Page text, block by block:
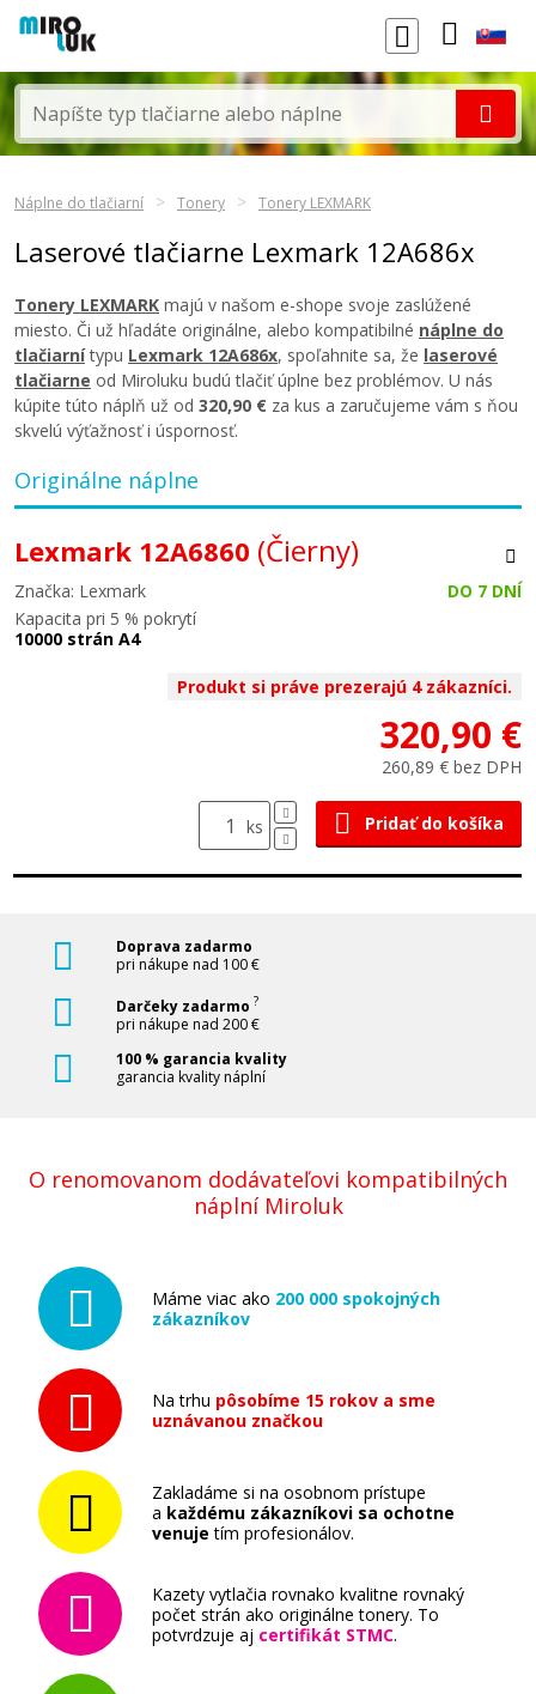
Náplne do tlačiarní Tonery Tonery LEXMARK
Laserové tlačiarne Lexmark 12A686x
Tonery LEXMARK majú v našom e-shope svoje zaslúžené
miesto. Či už hľadáte originálne, alebo kompatibilné náplne do
tlačiarnítypu Lexmark 12A686x, spoľahnite sa, že laserové
tlačiarne od Miroluku budú tlačiť úplne bez problémov. U nás
kúpite túto náplň už od 320,90 € za kus a zaručujeme vám s ňou
skvelú výťažnosť i úspornosť.
Originálne náplne
Lexmark 12A6860 (Čierny)
Značka: Lexmark
DO 7 DNÍ
Kapacita pri 5 % pokrytí
10000 strán A4
Produkt si práve prezerajú 4 zákazníci.
320,90 €
260,89 € bez DPH
ks Pridať do košíka
Doprava zadarmo
pri nákupe nad 100 €
Darčeky zadarmo ?
pri nákupe nad 200 €
100 % garancia kvality
garancia kvality náplní
O renomovanom dodávateľovi kompatibilných
náplní Miroluk
Máme viac ako 200 000 spokojných
zákazníkov
Na trhu pôsobíme 15 rokov a sme
uznávanou značkou
Zakladáme si na osobnom prístupe
a každému zákazníkovi sa ochotne
venuje tím profesionálov.
Kazety vytlačia rovnako kvalitne rovnaký
počet strán ako originálne tonery. To
potvrdzuje aj certifikát STMC.